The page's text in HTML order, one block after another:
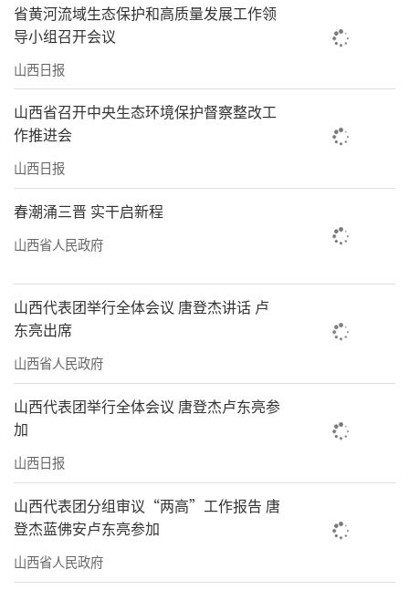
省黄河流域生态保护和高质量发展工作领
导小组召开会议
山西日报
山西省召开中央生态环境保护督察整改工
作推进会
山西日报
春潮涌三晋 实干启新程
山西省人民政府
山西代表团举行全体会议 唐登杰讲话 卢
东亮出席
山西省人民政府
山西代表团举行全体会议 唐登杰卢东亮参
加
山西日报
山西代表团分组审议“两高”工作报告 唐
登杰蓝佛安卢东亮参加
山西省人民政府